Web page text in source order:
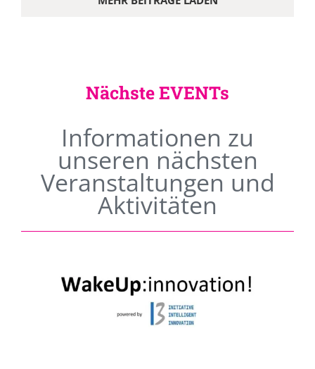
Nächste EVENTs
Informationen zu
unseren nächsten
Veranstaltungen und
Aktivitäten